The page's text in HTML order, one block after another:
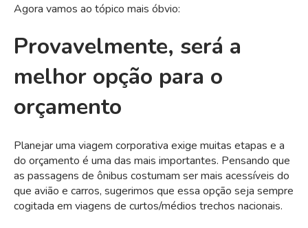
Agora vamos ao tópico mais óbvio:
Provavelmente, será a
melhor opção para o
orçamento
Planejar uma viagem corporativa exige muitas etapas e a
do orçamento é uma das mais importantes. Pensando que
as passagens de ônibus costumam ser mais acessíveis do
que avião e carros, sugerimos que essa opção seja sempre
cogitada em viagens de curtos/médios trechos nacionais.